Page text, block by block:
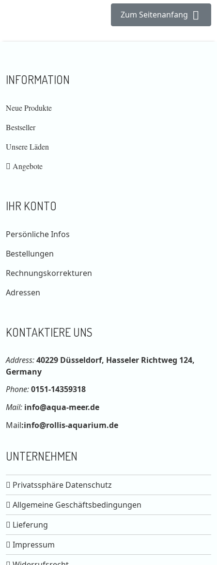
Zum Seitenanfang 
INFORMATION
Neue Produkte
Bestseller
Unsere Läden
Angebote
IHR KONTO
Persönliche Infos
Bestellungen
Rechnungskorrekturen
Adressen
KONTAKTIERE UNS
Address:40229 Düsseldorf, Hasseler Richtweg 124,
Germany
Phone:0151-14359318
Mail: info@aqua-meer.de
Mail:info@rollis-aquarium.de
UNTERNEHMEN
Privatssphäre Datenschutz
Allgemeine Geschäftsbedingungen
Lieferung
Impressum